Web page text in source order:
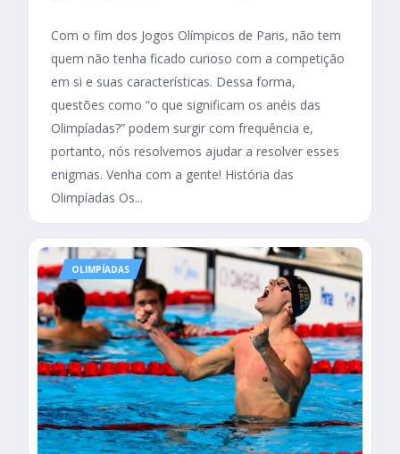
Com o fim dos Jogos Olímpicos de Paris, não tem
quem não tenha ficado curioso com a competição
em si e suas características. Dessa forma,
questões como “o que significam os anéis das
Olimpíadas?” podem surgir com frequência e,
portanto, nós resolvemos ajudar a resolver esses
enigmas. Venha com a gente! História das
Olimpíadas Os...
OLIMPÍADAS